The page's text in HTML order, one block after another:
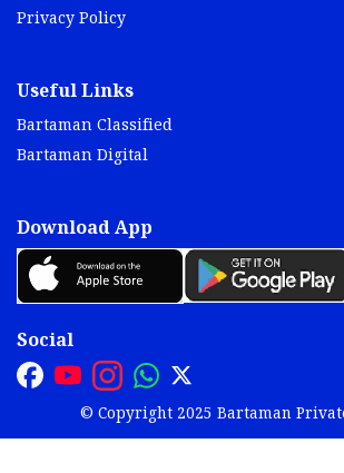
Privacy Policy
Useful Links
Bartaman Classified
Bartaman Digital
Download App
Social
© Copyright 2025 Bartaman